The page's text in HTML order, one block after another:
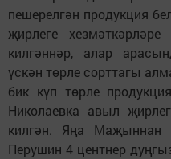
пешерелгән продукция
җирлеге
килгәннәр, алар
үскән төрле сорттагы
бик күп төрле
Николаевка авыл
килгән. Яңа Маҗыннан
Перушин 4 центнер